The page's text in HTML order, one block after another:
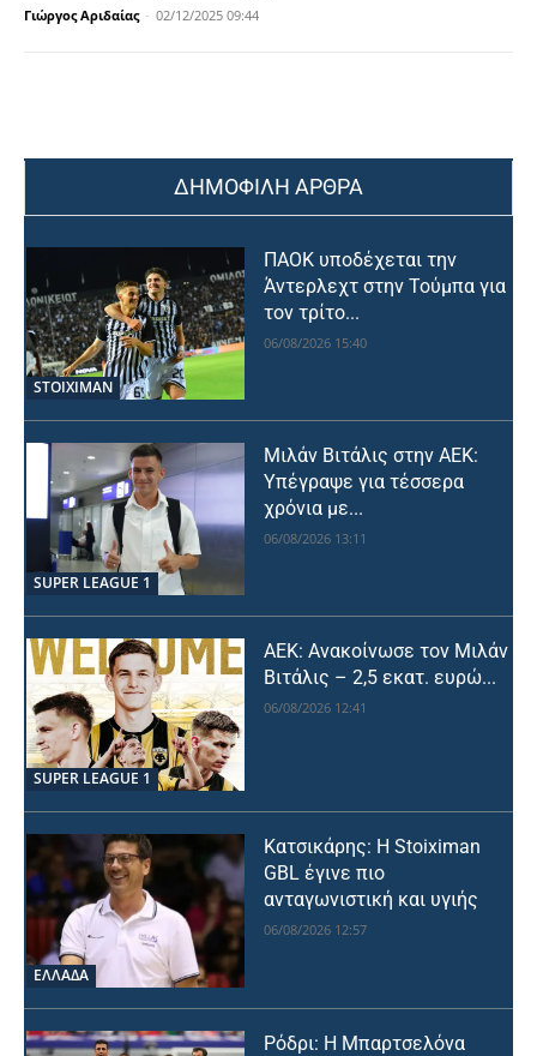
Γιώργος Αριδαίας - 02/12/2025 09:44
ΔΗΜΟΦΙΛΗ ΑΡΘΡΑ
STOIXIMAN
ΠΑΟΚ υποδέχεται την
Άντερλεχτ στην Τούμπα για
τον τρίτο...
06/08/2026 15:40
SUPER LEAGUE 1
Μιλάν Βιτάλις στην ΑΕΚ:
Υπέγραψε για τέσσερα
χρόνια με...
06/08/2026 13:11
SUPER LEAGUE 1
ΑΕΚ: Ανακοίνωσε τον Μιλάν
Βιτάλις – 2,5 εκατ. ευρώ...
06/08/2026 12:41
ΕΛΛΑΔΑ
Κατσικάρης: Η Stoiximan
GBL έγινε πιο
ανταγωνιστική και υγιής
06/08/2026 12:57
Ρόδρι: Η Μπαρτσελόνα